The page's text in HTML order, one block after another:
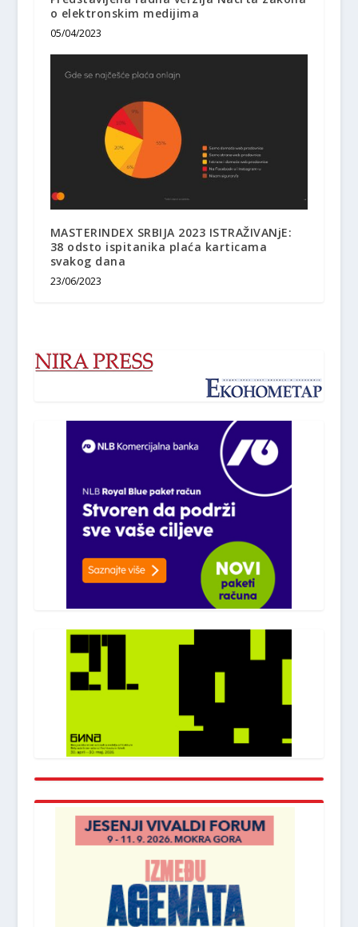
o elektronskim medijima
05/04/2023
MASTERINDEX SRBIJA 2023 ISTRAŽIVANjE:
38 odsto ispitanika plaća karticama
svakog dana
23/06/2023